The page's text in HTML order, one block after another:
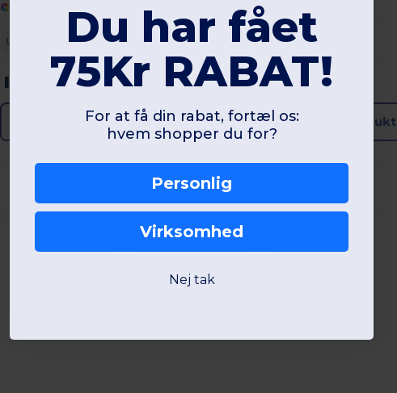
Unique
France
Se produkt
Unique
W1 France
Se produkt
Du har fået
75Kr RABAT!
For at få din rabat, fortæl os:
hvem shopper du for?
Personlig
Virksomhed
Nej tak